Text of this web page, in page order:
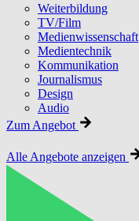
Weiterbildung
TV/Film
Medienwissenschaft
Medientechnik
Kommunikation
Journalismus
Design
Audio
Zum Angebot
Alle Angebote anzeigen